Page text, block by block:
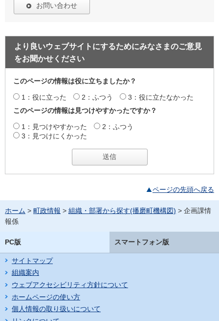
お問い合わせ
より良いウェブサイトにするためにみなさまのご意見
をお聞かせください
このページの情報は役に立ちましたか？
1：役に立った 2：ふつう
3：役に立たなかった
このページの情報は見つけやすかったですか？
1：見つけやすかった
2：ふつう
3：見つけにくかった
ページの先頭へ戻る
ホーム > 町政情報 > 組織・部署から探す(播磨町機構図) > 企画課情
報係
PC版 スマートフォン版
サイトマップ
組織案内
ウェブアクセシビリティ方針について
ホームページの使い方
個人情報の取り扱いについて